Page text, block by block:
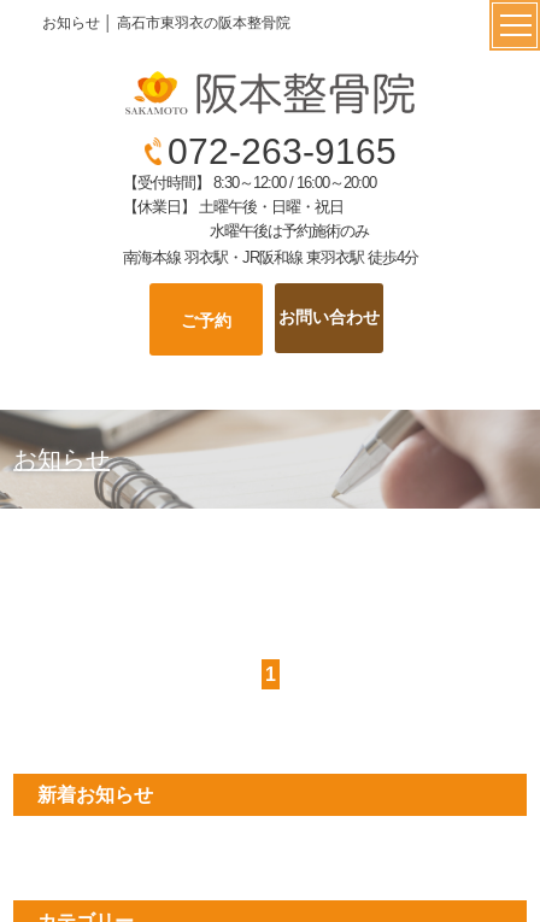
お知らせ │ 高石市東羽衣の阪本整骨院
072-263-9165
【受付時間】 8:30～12:00 / 16:00～20:00
【休業日】 土曜午後・日曜・祝日
水曜午後は予約施術のみ
南海本線 羽衣駅・JR阪和線 東羽衣駅 徒歩4分
ご予約 お問い合わせ
お知らせ
1
新着お知らせ